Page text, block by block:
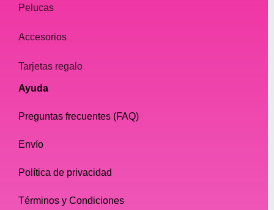
Pelucas
Accesorios
Tarjetas regalo
Ayuda
Preguntas frecuentes (FAQ)
Envío
Política de privacidad
Términos y Condiciones